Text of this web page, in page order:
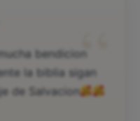
“
bendicion
la biblia sigan
de Salvacion